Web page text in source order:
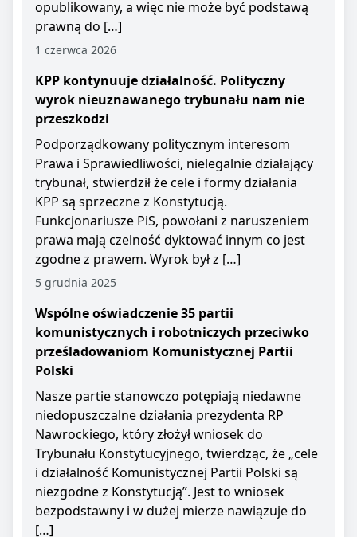
opublikowany, a więc nie może być podstawą
prawną do […]
1 czerwca 2026
KPP kontynuuje działalność. Polityczny
wyrok nieuznawanego trybunału nam nie
przeszkodzi
Podporządkowany politycznym interesom
Prawa i Sprawiedliwości, nielegalnie działający
trybunał, stwierdził że cele i formy działania
KPP są sprzeczne z Konstytucją.
Funkcjonariusze PiS, powołani z naruszeniem
prawa mają czelność dyktować innym co jest
zgodne z prawem. Wyrok był z […]
5 grudnia 2025
Wspólne oświadczenie 35 partii
komunistycznych i robotniczych przeciwko
prześladowaniom Komunistycznej Partii
Polski
Nasze partie stanowczo potępiają niedawne
niedopuszczalne działania prezydenta RP
Nawrockiego, który złożył wniosek do
Trybunału Konstytucyjnego, twierdząc, że „cele
i działalność Komunistycznej Partii Polski są
niezgodne z Konstytucją”. Jest to wniosek
bezpodstawny i w dużej mierze nawiązuje do
[…]